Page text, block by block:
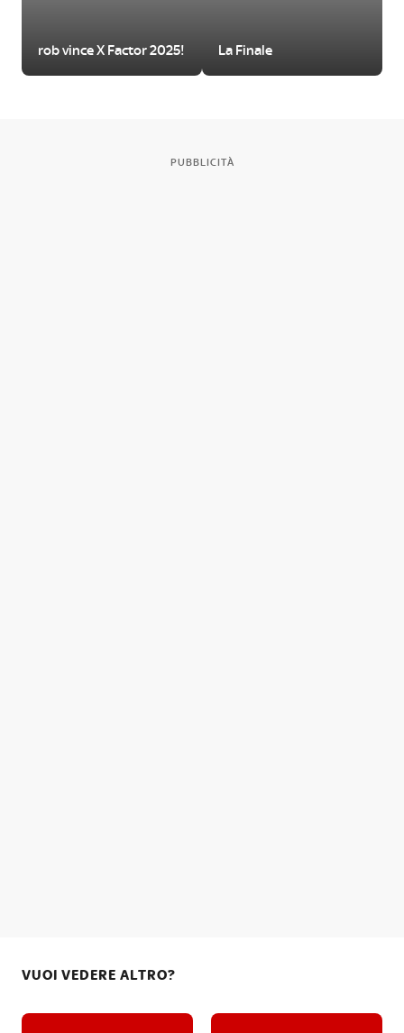
rob vince X Factor 2025! La Finale
PUBBLICITÀ
VUOI VEDERE ALTRO?